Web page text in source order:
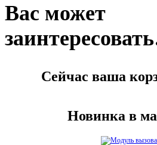
Вас может
Сейчас ваша
Новинка в